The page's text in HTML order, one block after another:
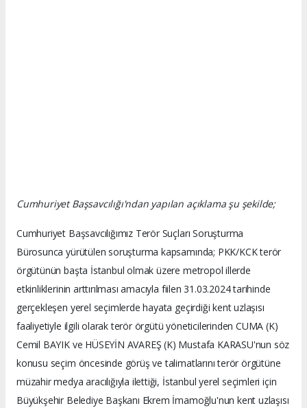
Cumhuriyet Başsavcılığı'ndan yapılan açıklama şu şekilde;
Cumhuriyet Başsavcılığımız Terör Suçları Soruşturma
Bürosunca yürütülen soruşturma kapsamında; PKK/KCK terör
örgütünün başta İstanbul olmak üzere metropol illerde
etkinliklerinin arttırılması amacıyla fiilen 31.03.2024 tarihinde
gerçekleşen yerel seçimlerde hayata geçirdiği kent uzlaşısı
faaliyetiyle ilgili olarak terör örgütü yöneticilerinden CUMA (K)
Cemil BAYIK ve HÜSEYİN AVAREŞ (K) Mustafa KARASU'nun söz
konusu seçim öncesinde görüş ve talimatlarını terör örgütüne
müzahir medya aracılığıyla ilettiği, İstanbul yerel seçimleri için
Büyükşehir Belediye Başkanı Ekrem İmamoğlu'nun kent uzlaşısı